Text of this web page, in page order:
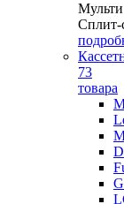
Сплит-
73
товара